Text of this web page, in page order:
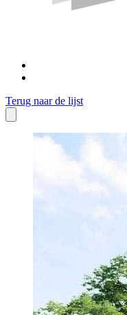
Terug naar de lijst